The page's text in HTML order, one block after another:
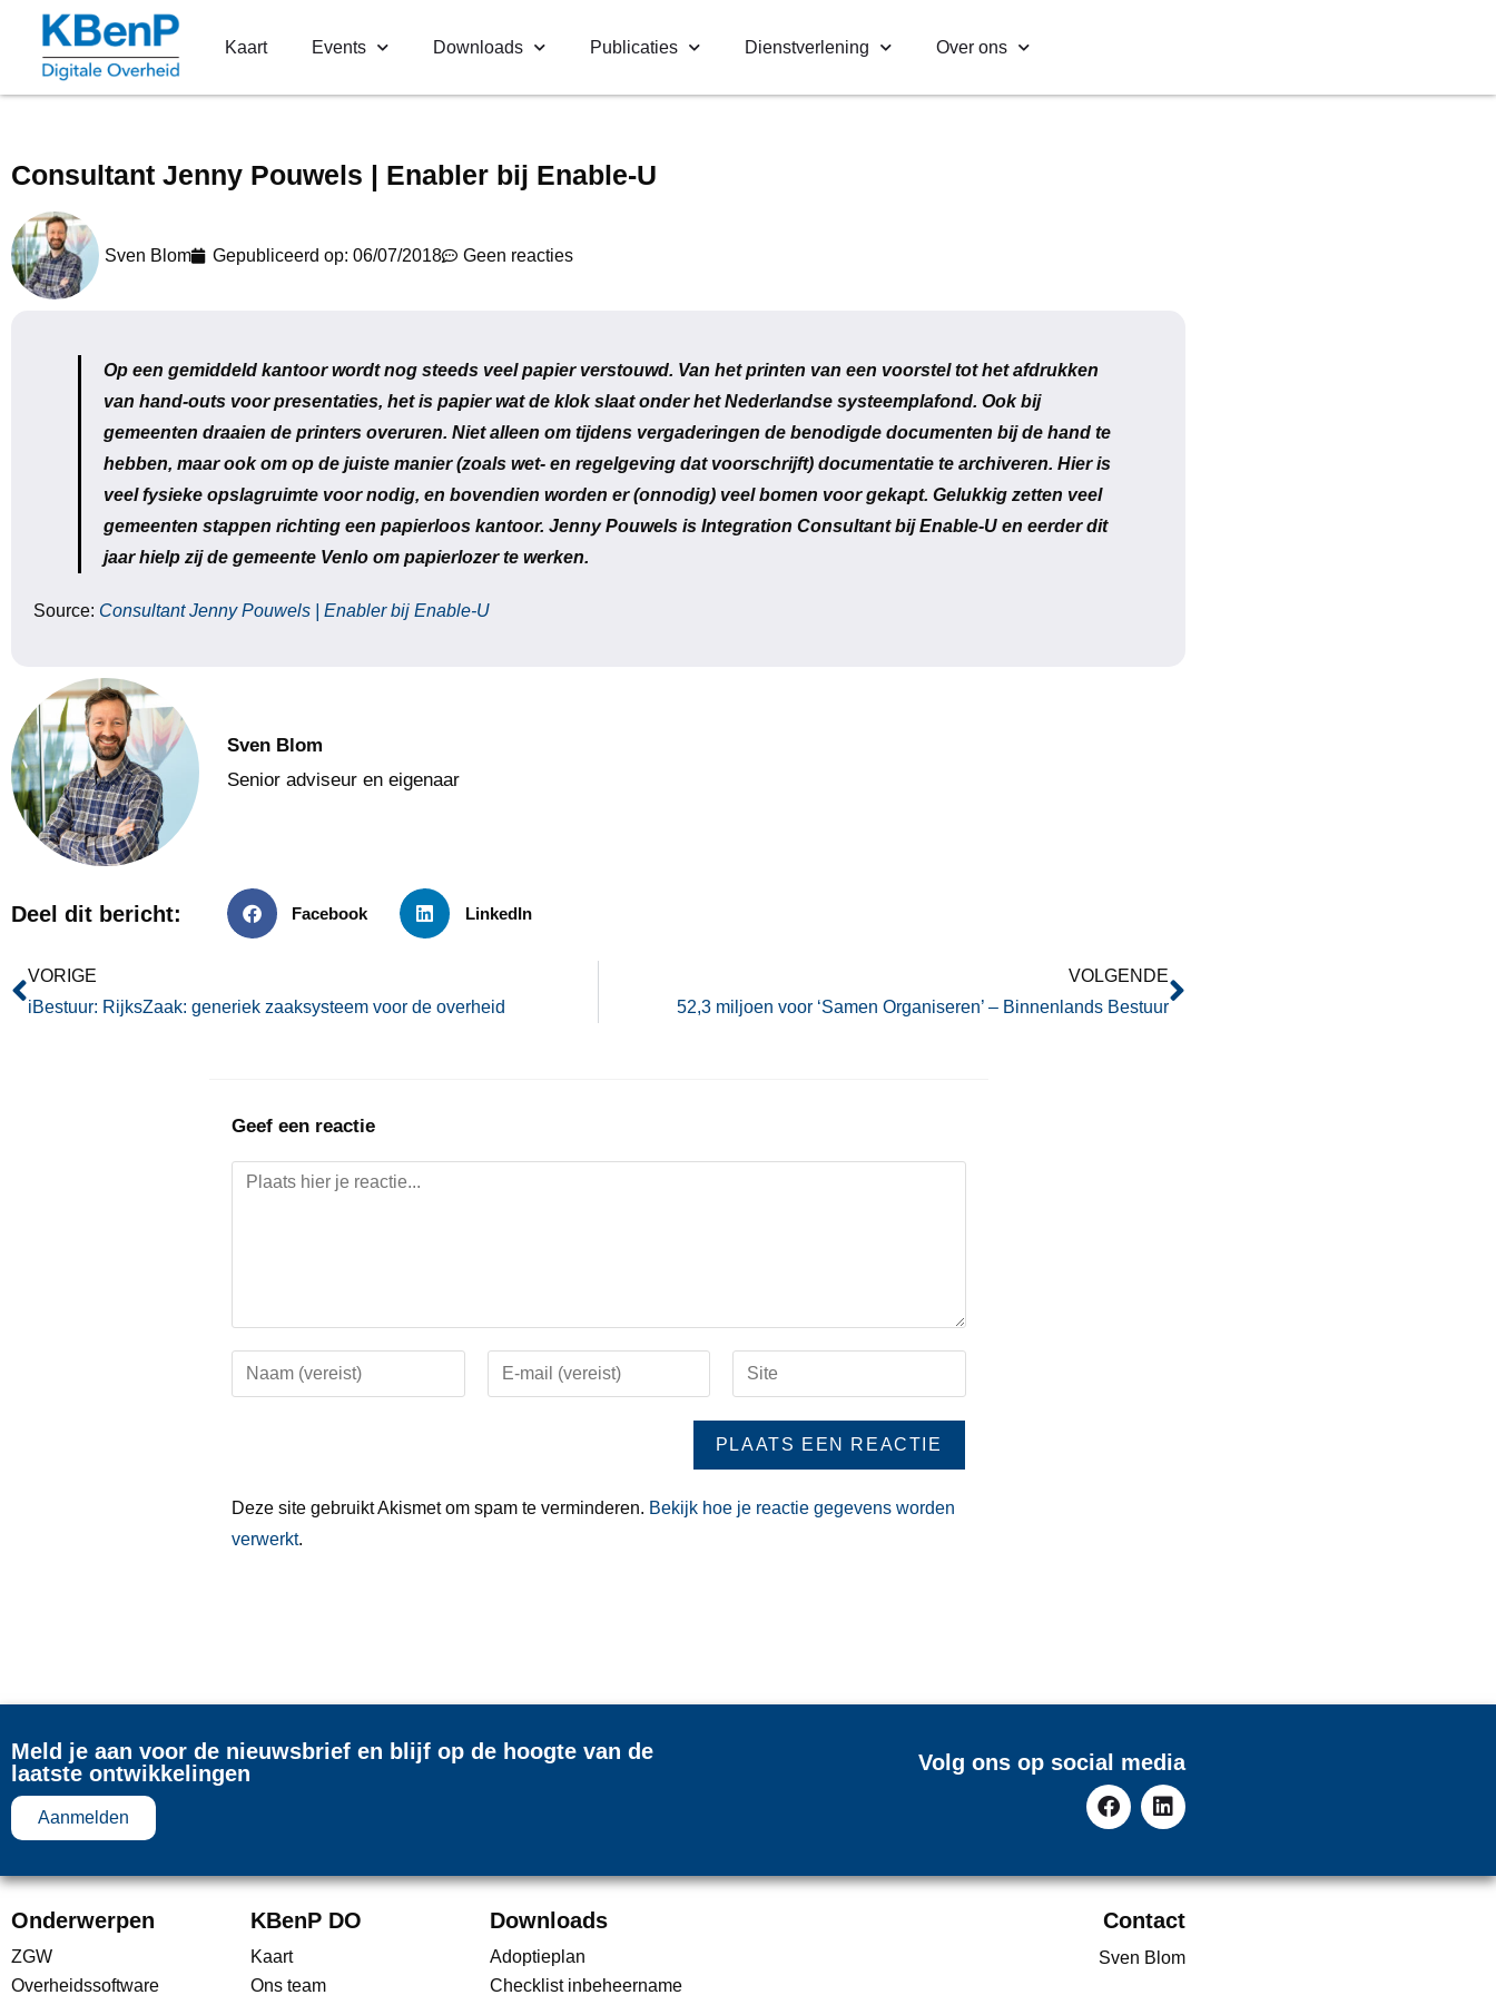
Kaart Events Downloads Publicaties Dienstverlening Over ons
Consultant Jenny Pouwels | Enabler bij Enable-U
Sven Blom Gepubliceerd op: 06/07/2018 Geen reacties
Op een gemiddeld kantoor wordt nog steeds veel papier verstouwd. Van het printen van een voorstel tot het afdrukken
van hand-outs voor presentaties, het is papier wat de klok slaat onder het Nederlandse systeemplafond. Ook bij
gemeenten draaien de printers overuren. Niet alleen om tijdens vergaderingen de benodigde documenten bij de hand te
hebben, maar ook om op de juiste manier (zoals wet- en regelgeving dat voorschrijft) documentatie te archiveren. Hier is
veel fysieke opslagruimte voor nodig, en bovendien worden er (onnodig) veel bomen voor gekapt. Gelukkig zetten veel
gemeenten stappen richting een papierloos kantoor. Jenny Pouwels is Integration Consultant bij Enable-U en eerder dit
jaar hielp zij de gemeente Venlo om papierlozer te werken.
Source: Consultant Jenny Pouwels | Enabler bij Enable-U
Sven Blom
Senior adviseur en eigenaar
Deel dit bericht: Facebook LinkedIn
VORIGE
iBestuur: RijksZaak: generiek zaaksysteem voor de overheid
VOLGENDE
52,3 miljoen voor ‘Samen Organiseren’ – Binnenlands Bestuur
Geef een reactie
Deze site gebruikt Akismet om spam te verminderen. Bekijk hoe je reactie gegevens worden
verwerkt.
Meld je aan voor de nieuwsbrief en blijf op de hoogte van de
laatste ontwikkelingen
Aanmelden
Volg ons op social media
Onderwerpen
ZGW
Overheidssoftware
KBenP DO
Kaart
Ons team
Downloads
Adoptieplan
Checklist inbeheername
Contact
Sven Blom